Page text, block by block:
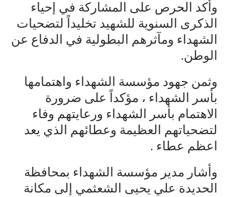
وأكد الحرص على المشاركة في إحياء
الذكرى السنوية للشهيد تخليداً لتضحيات
الشهداء ومآثرهم البطولية في الدفاع عن
الوطن.
وثمن جهود مؤسسة الشهداء واهتمامها
بأسر الشهداء ، مؤكداً على ضرورة
الاهتمام بأسر الشهداء ورعايتهم وفاء
لتضحياتهم العظيمة وعطائهم الذي يعد
اعظم عطاء .
وأشار مدير مؤسسة الشهداء بمحافظة
الحديدة علي يحيى الشعثمي إلى مكانة